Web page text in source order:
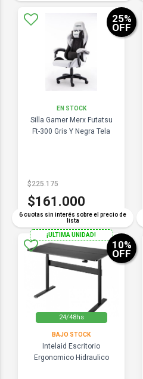
EN STOCK
Silla Gamer Merx Futatsu
Ft-300 Gris Y Negra Tela
6 cuotas sin interés sobre el precio de
lista
25%
OFF
$225.175
$161.000
24/48hs
¡ULTIMA UNIDAD!
BAJO STOCK
Intelaid Escritorio
Ergonomico Hidraulico
10%
OFF